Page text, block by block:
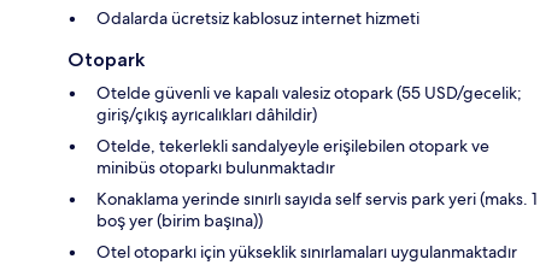
Odalarda ücretsiz kablosuz internet hizmeti
Otopark
Otelde güvenli ve kapalı valesiz otopark (55 USD/gecelik;
giriş/çıkış ayrıcalıkları dâhildir)
Otelde, tekerlekli sandalyeyle erişilebilen otopark ve
minibüs otoparkı bulunmaktadır
Konaklama yerinde sınırlı sayıda self servis park yeri (maks. 1
boş yer (birim başına))
Otel otoparkı için yükseklik sınırlamaları uygulanmaktadır